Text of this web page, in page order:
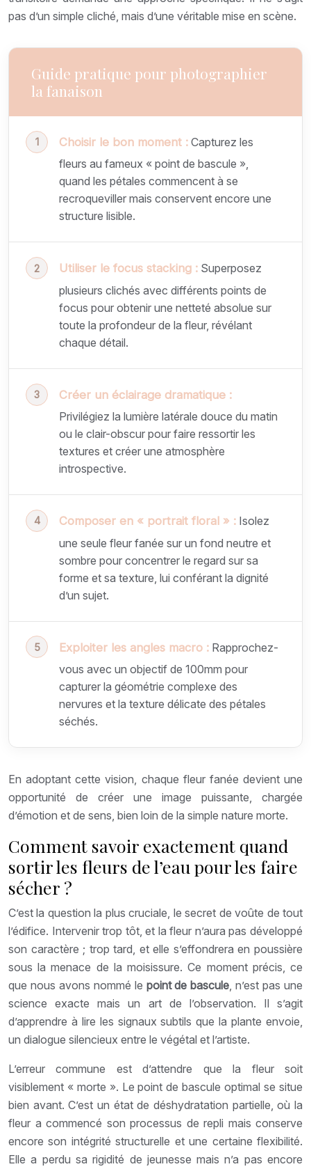
pas d’un simple cliché, mais d’une véritable mise en scène.
Guide pratique pour photographier
la fanaison
Choisir le bon moment : Capturez les
fleurs au fameux « point de bascule »,
quand les pétales commencent à se
recroqueviller mais conservent encore une
structure lisible.
Utiliser le focus stacking : Superposez
plusieurs clichés avec différents points de
focus pour obtenir une netteté absolue sur
toute la profondeur de la fleur, révélant
chaque détail.
Créer un éclairage dramatique :
Privilégiez la lumière latérale douce du matin
ou le clair-obscur pour faire ressortir les
textures et créer une atmosphère
introspective.
Composer en « portrait floral » : Isolez
une seule fleur fanée sur un fond neutre et
sombre pour concentrer le regard sur sa
forme et sa texture, lui conférant la dignité
d’un sujet.
Exploiter les angles macro : Rapprochez-
vous avec un objectif de 100mm pour
capturer la géométrie complexe des
nervures et la texture délicate des pétales
séchés.
En adoptant cette vision, chaque fleur fanée devient une
opportunité de créer une image puissante, chargée
d’émotion et de sens, bien loin de la simple nature morte.
Comment savoir exactement quand
sortir les fleurs de l’eau pour les faire
sécher ?
C’est la question la plus cruciale, le secret de voûte de tout
l’édifice. Intervenir trop tôt, et la fleur n’aura pas développé
son caractère ; trop tard, et elle s’effondrera en poussière
sous la menace de la moisissure. Ce moment précis, ce
que nous avons nommé le point de bascule , n’est pas une
science exacte mais un art de l’observation. Il s’agit
d’apprendre à lire les signaux subtils que la plante envoie,
un dialogue silencieux entre le végétal et l’artiste.
L’erreur commune est d’attendre que la fleur soit
visiblement « morte ». Le point de bascule optimal se situe
bien avant. C’est un état de déshydratation partielle, où la
fleur a commencé son processus de repli mais conserve
encore son intégrité structurelle et une certaine flexibilité.
Elle a perdu sa rigidité de jeunesse mais n’a pas encore